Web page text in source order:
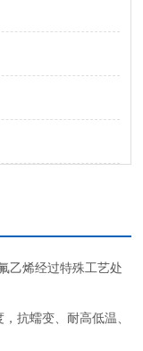
乙烯经过特殊工艺处
抗蠕变、耐高低温、